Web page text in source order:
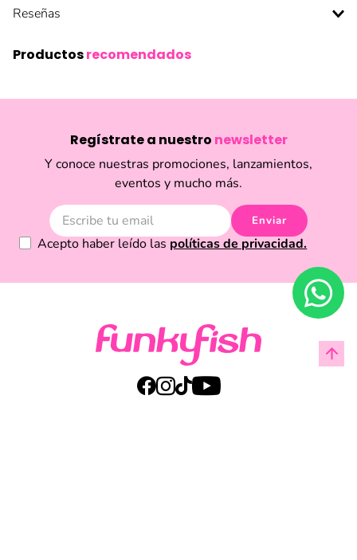
Reseñas
Productosrecomendados
Regístrate a nuestro newsletter
Y conoce nuestras promociones, lanzamientos,
eventos y mucho más.
Enviar
Acepto haber leído las políticas de privacidad.